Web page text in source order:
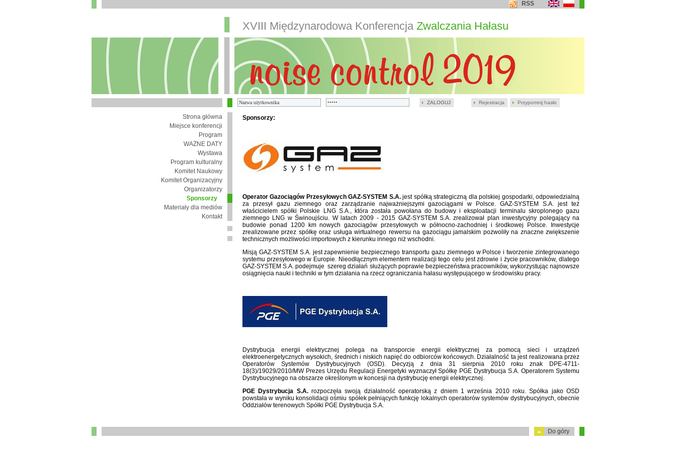
ZALOGUJ Rejestracja Przypomnij hasło
RSS
XVIII Międzynarodowa Konferencja Zwalczania Hałasu
Strona główna
Miejsce konferencji
Program
WAŻNE DATY
Wystawa
Program kulturalny
Komitet Naukowy
Komitet Organizacyjny
Organizatorzy
Sponsorzy
Materiały dla mediów
Kontakt
Sponsorzy:
Operator Gazociągów Przesyłowych GAZ-SYSTEM S.A.jest spółką strategiczną dla polskiej gospodarki, odpowiedzialną
za przesył gazu ziemnego oraz zarządzanie najważniejszymi gazociągami w Polsce. GAZ-SYSTEM S.A. jest też
właścicielem spółki Polskie LNG S.A., która została powołana do budowy i eksploatacji terminalu skroplonego gazu
ziemnego LNG w Świnoujściu. W latach 2009 - 2015 GAZ-SYSTEM S.A. zrealizował plan inwestycyjny polegający na
budowie ponad 1200 km nowych gazociągów przesyłowych w północno-zachodniej i środkowej Polsce. Inwestycje
zrealizowane przez spółkę oraz usługa wirtualnego rewersu na gazociągu jamalskim pozwoliły na znaczne zwiększenie
technicznych możliwości importowych z kierunku innego niż wschodni.
Misją GAZ-SYSTEM S.A. jest zapewnienie bezpiecznego transportu gazu ziemnego w Polsce i tworzenie zintegrowanego
systemu przesyłowego w Europie. Nieodłącznym elementem realizacji tego celu jest zdrowie i życie pracowników, dlatego
GAZ-SYSTEM S.A. podejmuje szereg działań służących poprawie bezpieczeństwa pracowników, wykorzystując najnowsze
osiągnięcia nauki i techniki w tym działania na rzecz ograniczania hałasu występującego w środowisku pracy.
Dystrybucja energii elektrycznej polega na transporcie energii elektrycznej za pomocą sieci i urządzeń
elektroenergetycznych wysokich, średnich i niskich napięć do odbiorców końcowych. Działalność ta jest realizowana przez
Operatorów Systemów Dystrybucyjnych (OSD). Decyzją z dnia 31 sierpnia 2010 roku znak DPE-4711-
18(3)/19029/2010/MW Prezes Urzędu Regulacji Energetyki wyznaczył Spółkę PGE Dystrybucja S.A. Operatorem Systemu
Dystrybucyjnego na obszarze określonym w koncesji na dystrybucję energii elektrycznej.
PGE Dystrybucja S.A.rozpoczęła swoją działalność operatorską z dniem 1 września 2010 roku. Spółka jako OSD
powstała w wyniku konsolidacji ośmiu spółek pełniących funkcję lokalnych operatorów systemów dystrybucyjnych, obecnie
Oddziałów terenowych Spółki PGE Dystrybucja S.A.
Do góry